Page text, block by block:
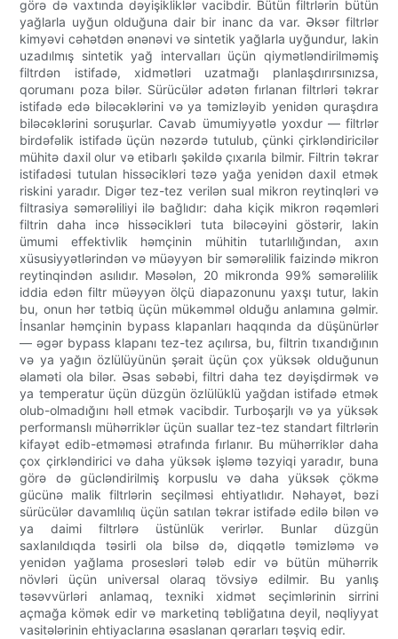
görə də vaxtında dəyişikliklər vacibdir. Bütün filtrlərin bütün
yağlarla uyğun olduğuna dair bir inanc da var. Əksər filtrlər
kimyəvi cəhətdən ənənəvi və sintetik yağlarla uyğundur, lakin
uzadılmış sintetik yağ intervalları üçün qiymətləndirilməmiş
filtrdən istifadə, xidmətləri uzatmağı planlaşdırırsınızsa,
qorumanı poza bilər. Sürücülər adətən fırlanan filtrləri təkrar
istifadə edə biləcəklərini və ya təmizləyib yenidən quraşdıra
biləcəklərini soruşurlar. Cavab ümumiyyətlə yoxdur — filtrlər
birdəfəlik istifadə üçün nəzərdə tutulub, çünki çirkləndiricilər
mühitə daxil olur və etibarlı şəkildə çıxarıla bilmir. Filtrin təkrar
istifadəsi tutulan hissəcikləri təzə yağa yenidən daxil etmək
riskini yaradır. Digər tez-tez verilən sual mikron reytinqləri və
filtrasiya səmərəliliyi ilə bağlıdır: daha kiçik mikron rəqəmləri
filtrin daha incə hissəcikləri tuta biləcəyini göstərir, lakin
ümumi effektivlik həmçinin mühitin tutarlılığından, axın
xüsusiyyətlərindən və müəyyən bir səmərəlilik faizində mikron
reytinqindən asılıdır. Məsələn, 20 mikronda 99% səmərəlilik
iddia edən filtr müəyyən ölçü diapazonunu yaxşı tutur, lakin
bu, onun hər tətbiq üçün mükəmməl olduğu anlamına gəlmir.
İnsanlar həmçinin bypass klapanları haqqında da düşünürlər
— əgər bypass klapanı tez-tez açılırsa, bu, filtrin tıxandığının
və ya yağın özlülüyünün şərait üçün çox yüksək olduğunun
əlaməti ola bilər. Əsas səbəbi, filtri daha tez dəyişdirmək və
ya temperatur üçün düzgün özlülüklü yağdan istifadə etmək
olub-olmadığını həll etmək vacibdir. Turboşarjlı və ya yüksək
performanslı mühərriklər üçün suallar tez-tez standart filtrlərin
kifayət edib-etməməsi ətrafında fırlanır. Bu mühərriklər daha
çox çirkləndirici və daha yüksək işləmə təzyiqi yaradır, buna
görə də gücləndirilmiş korpuslu və daha yüksək çökmə
gücünə malik filtrlərin seçilməsi ehtiyatlıdır. Nəhayət, bəzi
sürücülər davamlılıq üçün satılan təkrar istifadə edilə bilən və
ya daimi filtrlərə üstünlük verirlər. Bunlar düzgün
saxlanıldıqda təsirli ola bilsə də, diqqətlə təmizləmə və
yenidən yağlama prosesləri tələb edir və bütün mühərrik
növləri üçün universal olaraq tövsiyə edilmir. Bu yanlış
təsəvvürləri anlamaq, texniki xidmət seçimlərinin sirrini
açmağa kömək edir və marketinq təbliğatına deyil, nəqliyyat
vasitələrinin ehtiyaclarına əsaslanan qərarları təşviq edir.